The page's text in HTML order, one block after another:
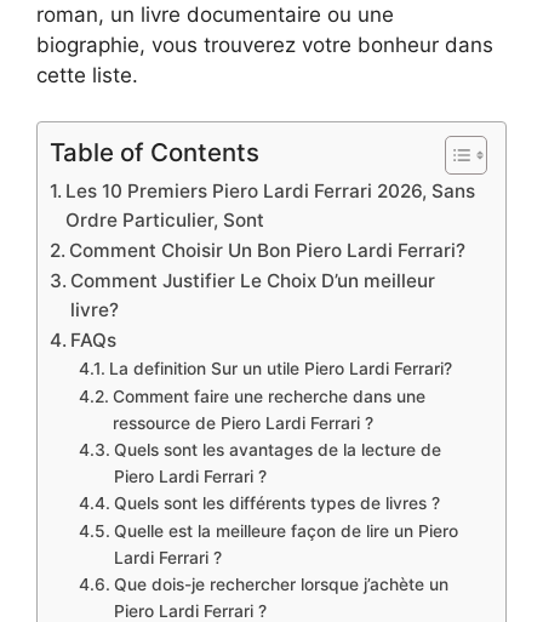
roman, un livre documentaire ou une
biographie, vous trouverez votre bonheur dans
cette liste.
Table of Contents
Les 10 Premiers Piero Lardi Ferrari 2026, Sans
Ordre Particulier, Sont
Comment Choisir Un Bon Piero Lardi Ferrari?
Comment Justifier Le Choix D’un meilleur
livre?
FAQs
La definition Sur un utile Piero Lardi Ferrari?
Comment faire une recherche dans une
ressource de Piero Lardi Ferrari ?
Quels sont les avantages de la lecture de
Piero Lardi Ferrari ?
Quels sont les différents types de livres ?
Quelle est la meilleure façon de lire un Piero
Lardi Ferrari ?
Que dois-je rechercher lorsque j’achète un
Piero Lardi Ferrari ?